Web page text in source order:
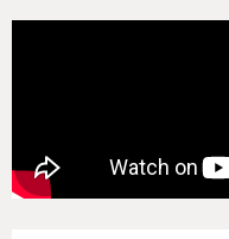
安とともに探索して